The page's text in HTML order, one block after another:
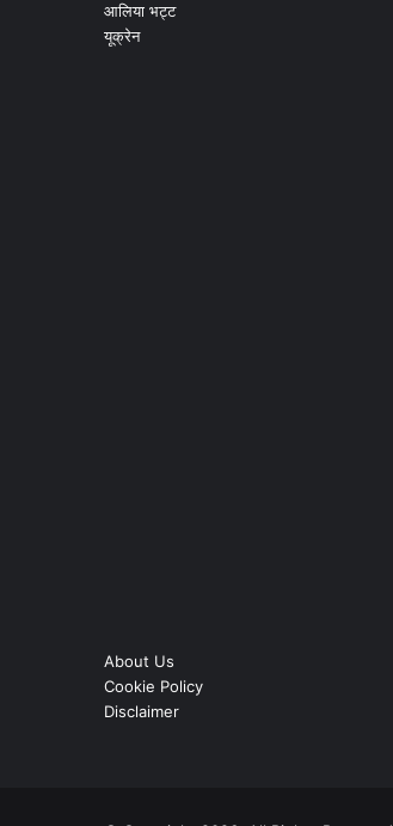
आलिया भट्ट
यूक्रेन
About Us
Cookie Policy
Disclaimer